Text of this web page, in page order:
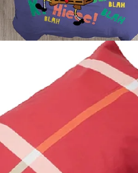
המבצע תקף באתר בלבד | על הפריטים משתתפים במבצע | 18% הנחה אקסטרה על היתרה מתעדכנת אוטו' בסל הקניות | לא כולל קטגוריית אאוטלט | לא כולל כפל קופונים, הטבות ומבצעים | בכפוף לתקנון האתר | התמונה להמחשה בלבד | בתוקף עד 9.8.26 בשעה 10:00 | מלאי מינימלי